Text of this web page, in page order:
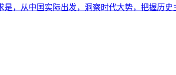
是，从中国实际出发，洞察时代大势，把握历